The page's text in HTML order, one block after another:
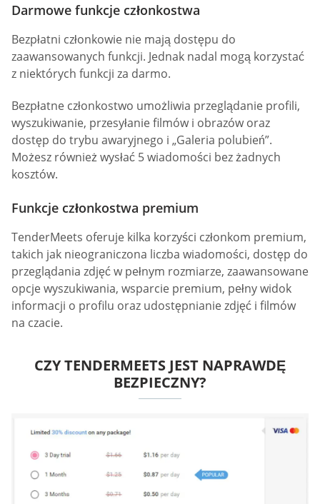
Darmowe funkcje członkostwa
Bezpłatni członkowie nie mają dostępu do
zaawansowanych funkcji. Jednak nadal mogą korzystać
z niektórych funkcji za darmo.
Bezpłatne członkostwo umożliwia przeglądanie profili,
wyszukiwanie, przesyłanie filmów i obrazów oraz
dostęp do trybu awaryjnego i „Galeria polubień”.
Możesz również wysłać 5 wiadomości bez żadnych
kosztów.
Funkcje członkostwa premium
TenderMeets oferuje kilka korzyści członkom premium,
takich jak nieograniczona liczba wiadomości, dostęp do
przeglądania zdjęć w pełnym rozmiarze, zaawansowane
opcje wyszukiwania, wsparcie premium, pełny widok
informacji o profilu oraz udostępnianie zdjęć i filmów
na czacie.
CZY TENDERMEETS JEST NAPRAWDĘ
BEZPIECZNY?